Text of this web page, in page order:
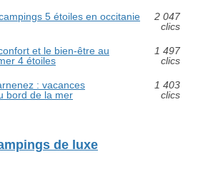
5 étoiles en occitanie
2 047
clics
et le bien-être au
4 étoiles
1 497
clics
: vacances
bord de la mer
1 403
clics
de luxe